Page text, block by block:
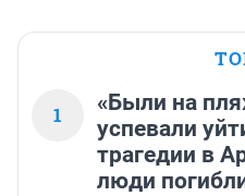
1
«Были на
успевали
трагедии в
люди